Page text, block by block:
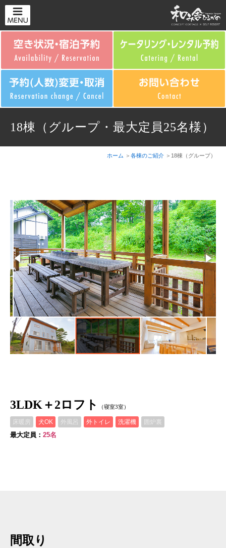
18棟（グループ・最大定員25名様）
ホーム 各棟のご紹介 18棟（グループ）
3LDK＋2ロフト （寝室3室）
床暖房 犬OK 外風呂 外トイレ 洗濯機 囲炉裏
最大定員： 25名
間取り